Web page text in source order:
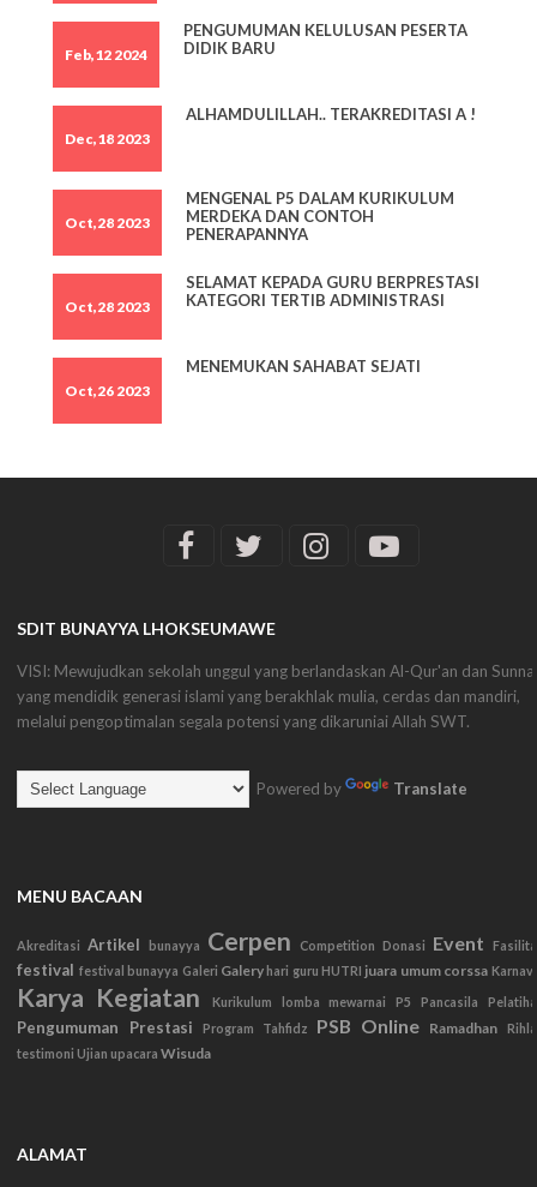
Feb,12 2024
PENGUMUMAN KELULUSAN PESERTA
DIDIK BARU
Dec,18 2023
ALHAMDULILLAH.. TERAKREDITASI A !
Oct,28 2023
MENGENAL P5 DALAM KURIKULUM
MERDEKA DAN CONTOH
PENERAPANNYA
Oct,28 2023
SELAMAT KEPADA GURU BERPRESTASI
KATEGORI TERTIB ADMINISTRASI
Oct,26 2023
MENEMUKAN SAHABAT SEJATI
SDIT BUNAYYA LHOKSEUMAWE
VISI: Mewujudkan sekolah unggul yang berlandaskan Al-Qur'an dan
yang mendidik generasi islami yang berakhlak mulia, cerdas dan mandiri,
melalui pengoptimalan segala potensi yang dikaruniai Allah SWT.
Powered by Translate
MENU BACAAN
Akreditasi Artikel bunayya Cerpen Competition Donasi Event
festival festival bunayya Galeri Galery hari guru HUTRI juara umum corssa
Karya Kegiatan Kurikulum lomba mewarnai P5 Pancasila
Pengumuman Prestasi Program Tahfidz PSB Online Ramadhan
testimoni Ujian upacara Wisuda
ALAMAT